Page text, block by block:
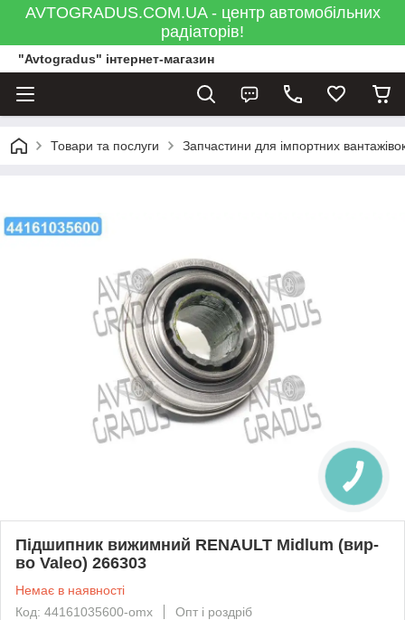
AVTOGRADUS.COM.UA - центр автомобільних
радіаторів!
"Avtogradus" інтернет-магазин
Товари та послуги Запчастини для імпортних
Підшипник вижимний RENAULT Midlum (вир-
во Valeo) 266303
Немає в наявності
Код: 44161035600-omx
Опт і роздріб